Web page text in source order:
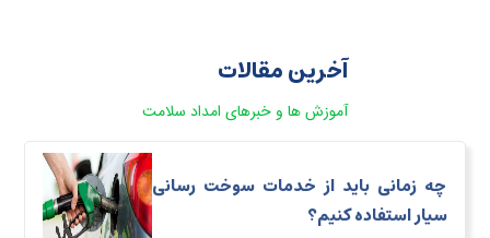
آخرین مقالات
آموزش ها و خبرهای امداد سلامت
چه زمانی باید از خدمات سوخت رسانی
سیار استفاده کنیم؟